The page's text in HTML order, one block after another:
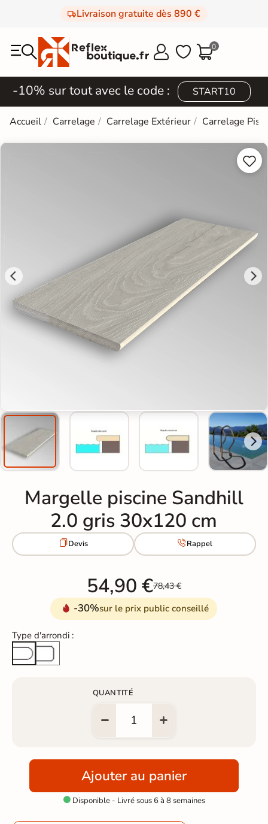
Livraison gratuite dès 890 €
  0
-10% sur tout avec le code : START10
Accueil Carrelage Carrelage Extérieur Carrelage


Margelle piscine Sandhill
2.0 gris 30x120 cm
Devis Rappel
54,90 €78,43 €
-30%sur le prix public conseillé
Type d'arrondi :
Arrondi totalArête cassée
QUANTITÉ
Ajouter au panier
Disponible - Livré sous 6 à 8 semaines